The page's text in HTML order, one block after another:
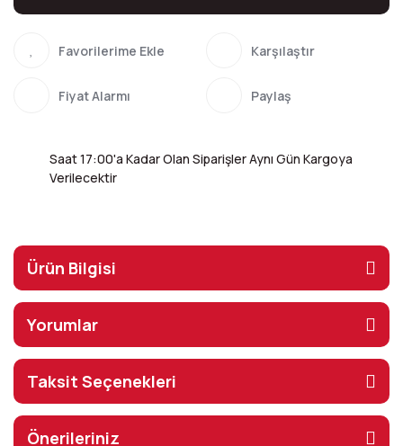
Karşılaştır
Fiyat Alarmı Paylaş
Saat 17:00'a Kadar Olan Siparişler Aynı Gün Kargoya
Verilecektir
Ürün Bilgisi
Yorumlar
Taksit Seçenekleri
Önerileriniz